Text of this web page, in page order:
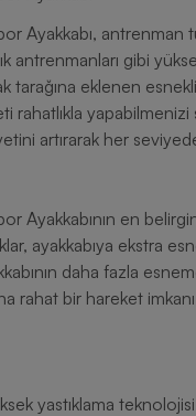
Ayakkabı, antrenman
antrenmanları gibi
tarağına eklenen
rahatlıkla
artırarak her
Ayakkabının en
ayakkabıya ekstra
daha fazla
rahat bir hareket
yastıklama